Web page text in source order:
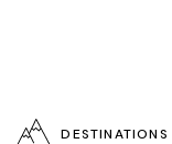
DESTINATIONS